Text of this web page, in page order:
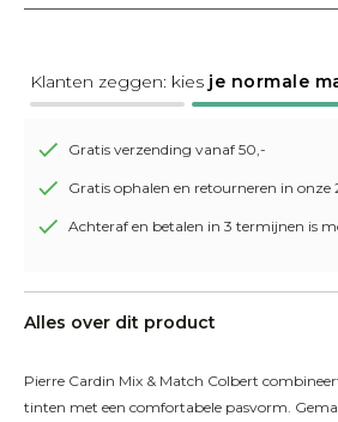
Klanten zeggen: kies je normale
Gratis verzending vanaf 50,-
Gratis ophalen en retourneren in onze
Achteraf en betalen in 3 termijnen is
Alles over dit product
Pierre Cardin Mix & Match Colbert
tinten met een comfortabele pasvorm.